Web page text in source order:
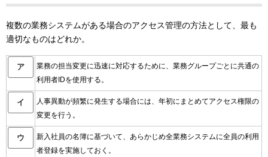
複数の業務システムがある場合のアクセス管理の方法として、最も
適切なものはどれか。
ア
業務の担当変更に迅速に対応するために、業務グループごとに共通の
利用者IDを使用する。
イ
人事異動が頻繁に発生する場合には、年初にまとめてアクセス権限の
変更を行う。
ウ
新入社員の名簿に基づいて、あらかじめ全業務システムに全員の利用
者登録を実施しておく。